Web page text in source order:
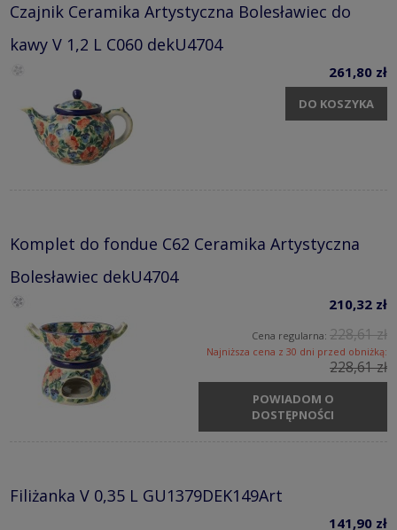
Czajnik Ceramika Artystyczna Bolesławiec do
kawy V 1,2 L C060 dekU4704
261,80 zł
DO KOSZYKA
Komplet do fondue C62 Ceramika Artystyczna
Bolesławiec dekU4704
210,32 zł
Cena regularna: 228,61 zł
Najniższa cena z 30 dni przed obniżką:
228,61 zł
POWIADOM O
DOSTĘPNOŚCI
Filiżanka V 0,35 L GU1379DEK149Art
141,90 zł